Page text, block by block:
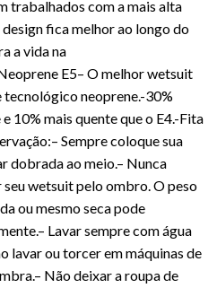
trabalhados com a mais alta
fica melhor ao longo do
a vida na
E5– O melhor wetsuit
tecnológico neoprene.-30%
10% mais quente que o E4.-Fita
– Sempre coloque sua
dobrada ao meio.– Nunca
wetsuit pelo ombro. O peso
ou mesmo seca pode
– Lavar sempre com água
lavar ou torcer em máquinas de
– Não deixar a roupa de